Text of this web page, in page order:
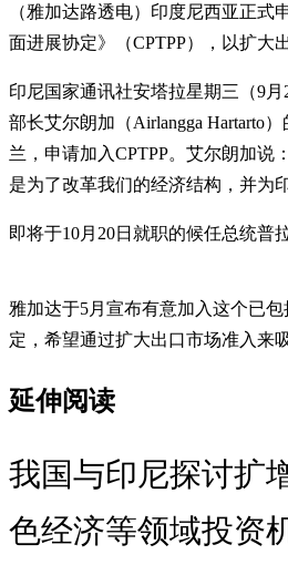
（雅加达路透电）印度尼西亚正式
面进展协定》（CPTPP），以扩大
印尼国家通讯社安塔拉星期三（9
部长艾尔朗加（Airlangga Hartarto
兰，申请加入CPTPP。艾尔朗加
是为了改革我们的经济结构，并为
即将于10月20日就职的候任总统普
雅加达于5月宣布有意加入这个已
定，希望通过扩大出口市场准入来
延伸阅读
我国与印尼探讨扩
色经济等领域投资